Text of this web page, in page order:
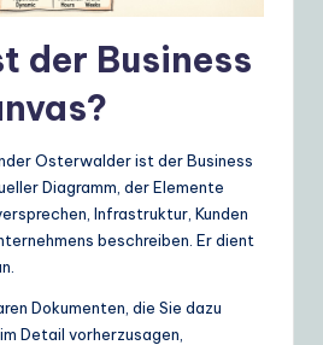
der Business
Osterwalder ist der Business
Diagramm, der Elemente
Infrastruktur, Kunden
beschreiben. Er dient
Dokumenten, die Sie dazu
Detail vorherzusagen,